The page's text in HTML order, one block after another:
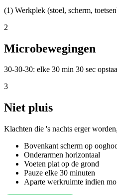
(1) Werkplek (stoel, scherm,
2
Microbewegingen
30-30-30: elke 30 min 30 sec
3
Niet pluis
Klachten die 's nachts erger
Bovenkant scherm op
Onderarmen horizontaal
Voeten plat op de grond
Pauze elke 30 minuten
Aparte werkruimte indien